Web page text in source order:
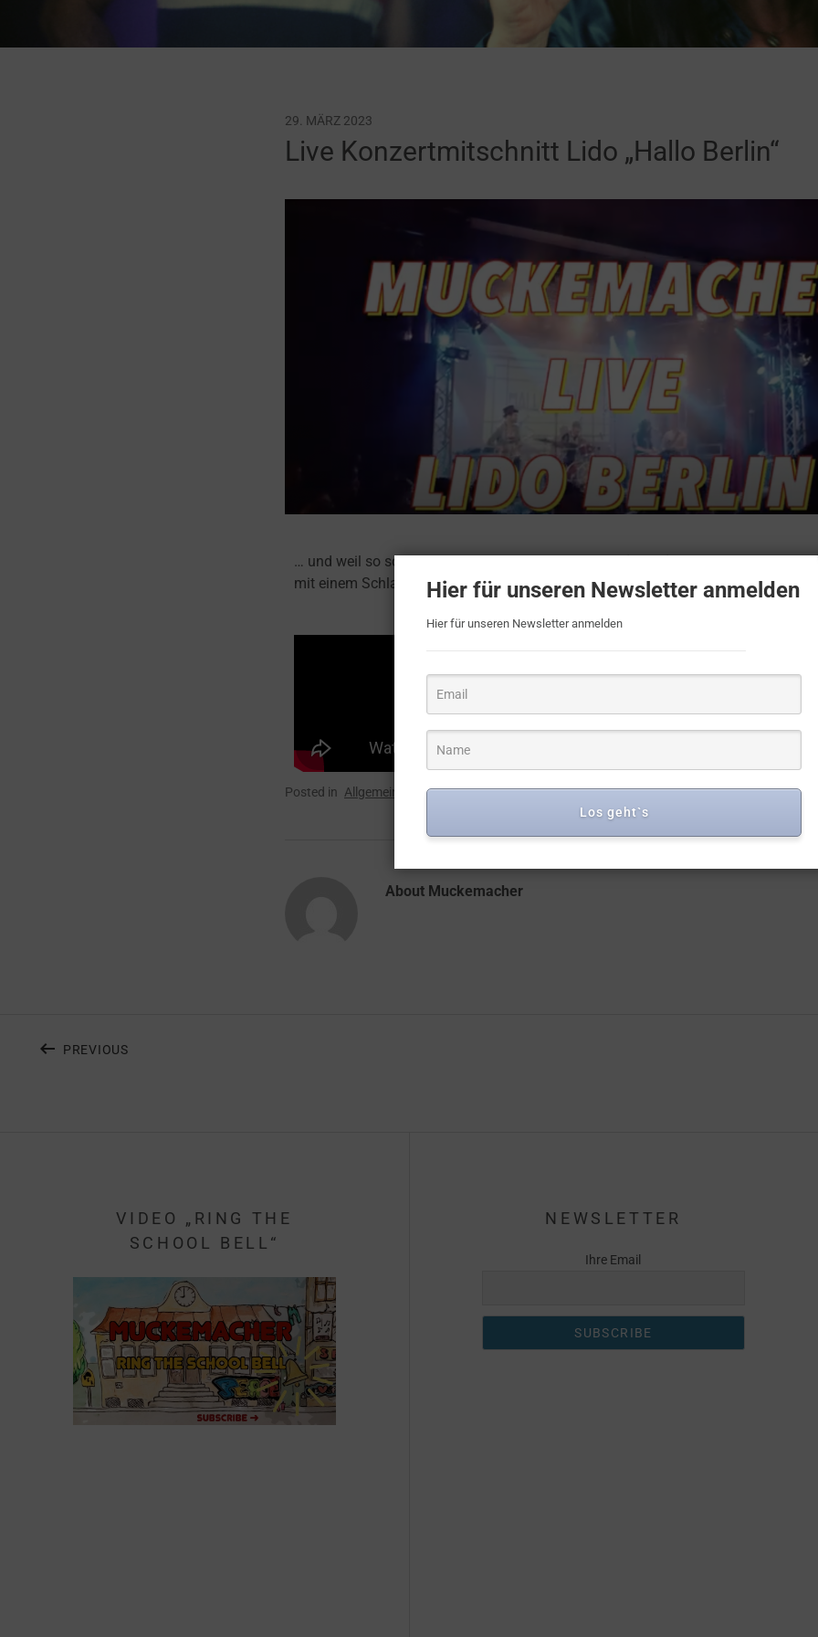
Live Konzertmitschnitt Lido „Hallo Berlin“
29. MÄRZ 2023
… und weil so schön war, gibt´s hier einenKonzertmitschnittvom Lido mit dem
mit einem Schlagzeugsolo vom Feinsten und einem fantastischen Publikum!
Posted in Allgemein
About Muckemacher
PREVIOUS
VIDEO „RING THE
SCHOOL BELL“
NEWSLETTER
Ihre Email
Hier für unseren Newsletter anmelden
Hier für unseren Newsletter anmelden
Los geht`s